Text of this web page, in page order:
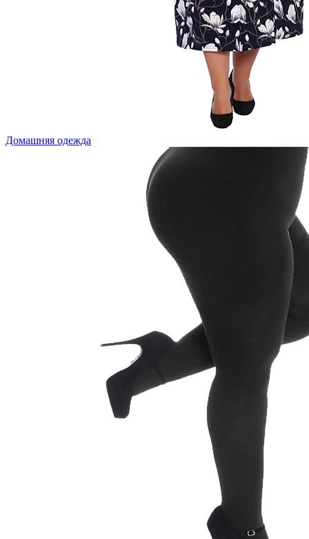
Домашняя одежда